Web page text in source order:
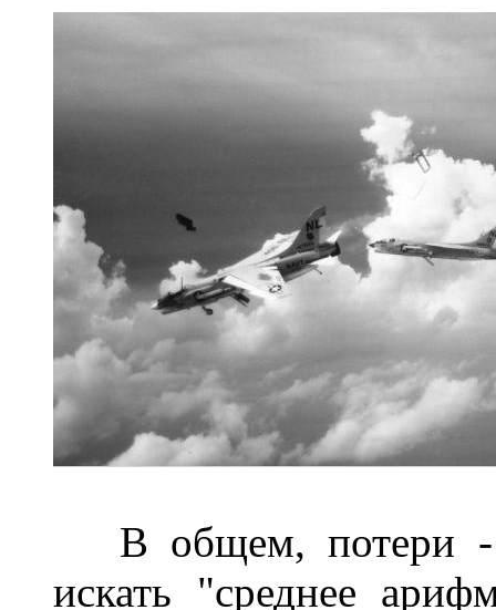
В общем, потери -
искать "среднее